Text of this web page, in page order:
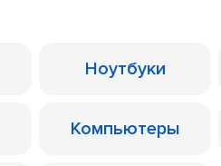
Ноутбуки
Компьютеры